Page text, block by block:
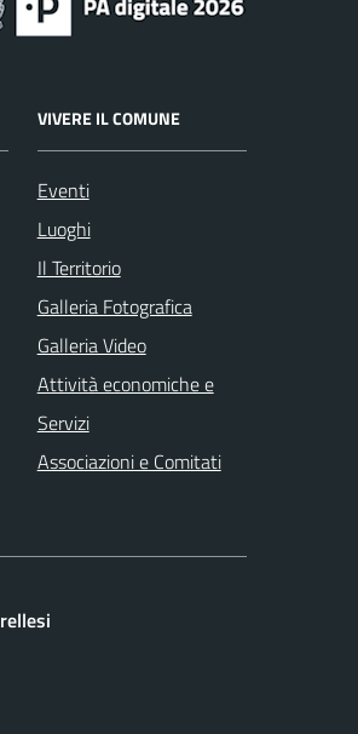
VIVERE IL COMUNE
Eventi
Luoghi
Il Territorio
Galleria Fotografica
Galleria Video
Attività economiche e
Servizi
Associazioni e Comitati